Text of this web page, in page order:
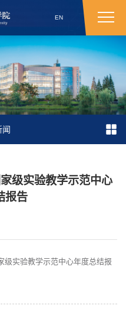
EN
级实验教学示范中心
报告
级实验教学示范中心年度总结报